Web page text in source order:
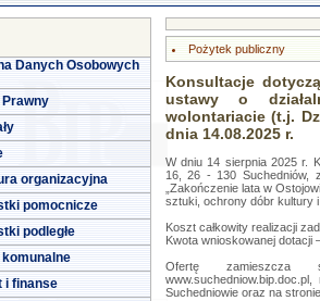
Danych Osobowych
organizacyjna
pomocnicze
podległe
komunalne
i finanse
Pożytek publiczny
Konsultacje
ustawy o
wolontariacie (t.j.
dnia 14.08.2025 r.
W dniu 14 sierpnia 2025 r.
16, 26 - 130 Suchedniów,
„Zakończenie lata w
sztuki, ochrony dóbr kultury
Koszt całkowity realizacji
Kwota wnioskowanej dotacji
Ofertę zamieszcza
Suchedniowie oraz na